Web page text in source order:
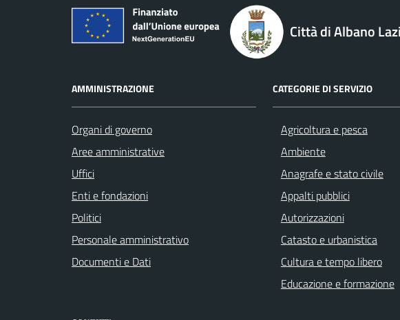
Città di Albano
AMMINISTRAZIONE
Organi di governo
Aree amministrative
Uffici
Enti e fondazioni
Politici
Personale amministrativo
Documenti e Dati
CATEGORIE DI SERVIZIO
Agricoltura e pesca
Ambiente
Anagrafe e stato civile
Appalti pubblici
Autorizzazioni
Catasto e urbanistica
Cultura e tempo libero
Educazione e formazione